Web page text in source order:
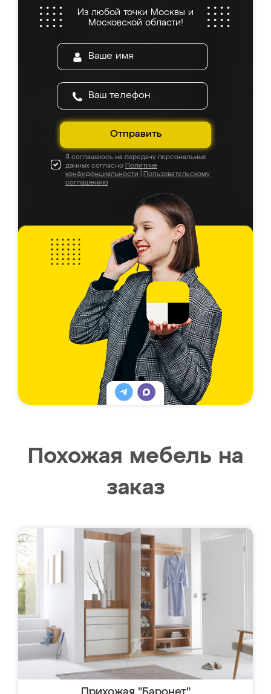
Из любой точки Москвы и
Московской области!
Отправить
Я соглашаюсь на передачу персональных
данных согласно Политике
конфиденциальности
Пользовательскому
соглашению
Похожая мебель на
заказ